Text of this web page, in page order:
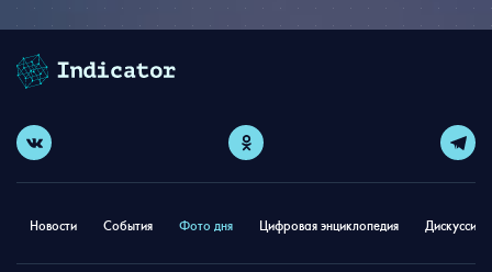
Новости События Фото дня Цифровая энциклопедия